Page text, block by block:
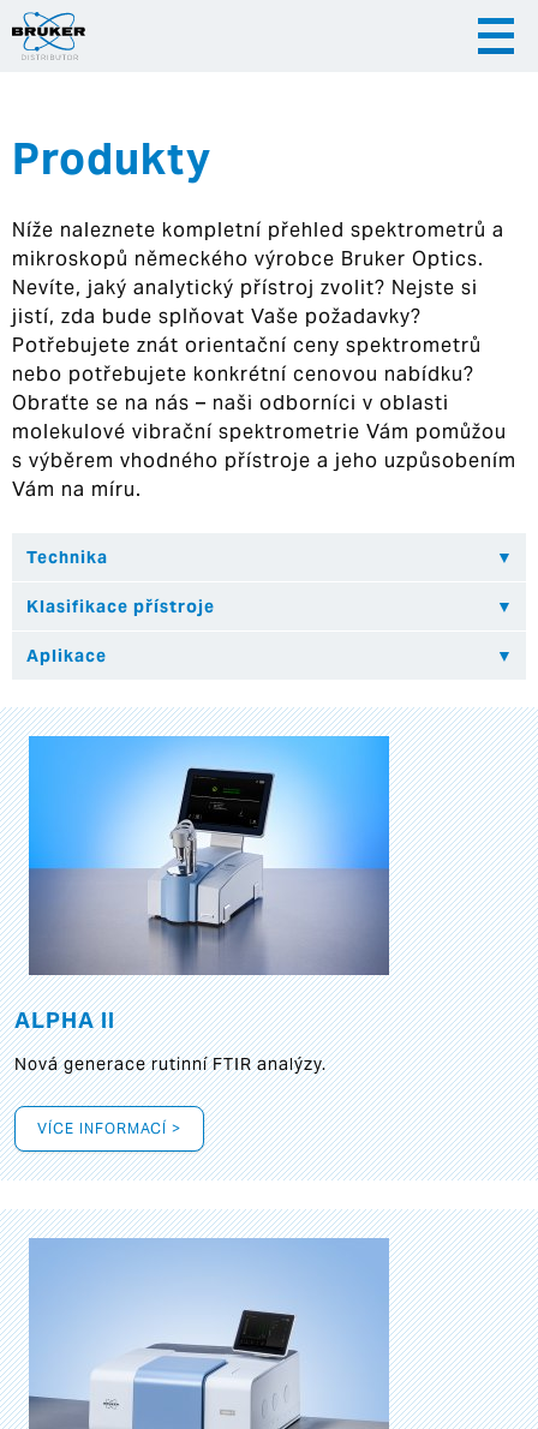
|
Hrvatska
Produkty
Níže naleznete kompletní přehled spektrometrů a
mikroskopů německého výrobce Bruker Optics.
Nevíte, jaký analytický přístroj zvolit? Nejste si
jistí, zda bude splňovat Vaše požadavky?
Potřebujete znát orientační ceny spektrometrů
nebo potřebujete konkrétní cenovou nabídku?
Obraťte se na nás – naši odborníci v oblasti
molekulové vibrační spektrometrie Vám pomůžou
s výběrem vhodného přístroje a jeho uzpůsobením
Vám na míru.
ALPHA II
Nová generace rutinní FTIR analýzy.
VÍCE INFORMACÍ >